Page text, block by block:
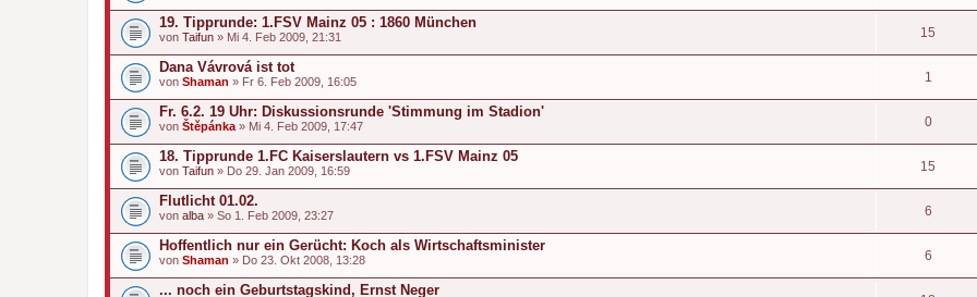
19. Tipprunde: 1.FSV Mainz 05 : 1860 München
von Taifun » Mi 4. Feb 2009, 21:31 15
Dana Vávrová ist tot
von Shaman » Fr 6. Feb 2009, 16:05 1
Fr. 6.2. 19 Uhr: Diskussionsrunde 'Stimmung im Stadion'
von Štěpánka » Mi 4. Feb 2009, 17:47 0
18. Tipprunde 1.FC Kaiserslautern vs 1.FSV Mainz 05
von Taifun » Do 29. Jan 2009, 16:59 15
Flutlicht 01.02.
von alba » So 1. Feb 2009, 23:27 6
Hoffentlich nur ein Gerücht: Koch als Wirtschaftsminister
von Shaman » Do 23. Okt 2008, 13:28 6
... noch ein Geburtstagskind, Ernst Neger